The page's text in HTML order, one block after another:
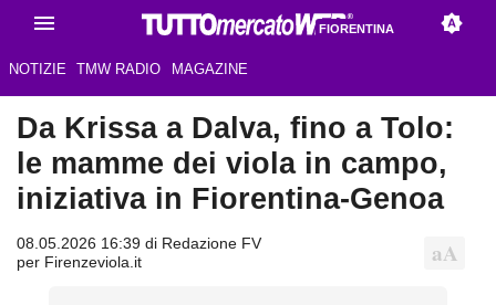
FIORENTINA
NOTIZIE TMW RADIO MAGAZINE
Da Krissa a Dalva, fino a Tolo:
le mamme dei viola in campo,
iniziativa in Fiorentina-Genoa
08.05.2026 16:39 di Redazione FV
per Firenzeviola.it